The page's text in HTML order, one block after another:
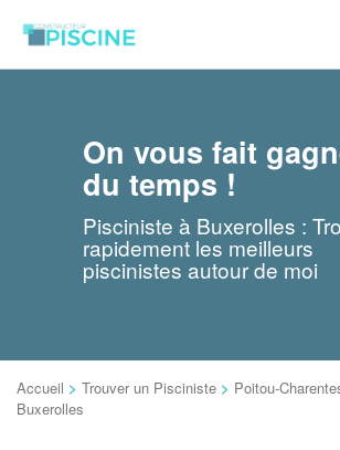
On vous fait
du temps !
Pisciniste à Buxerolles :
rapidement les meilleurs
piscinistes autour de moi
Accueil > Trouver un Pisciniste > Poitou-
Buxerolles